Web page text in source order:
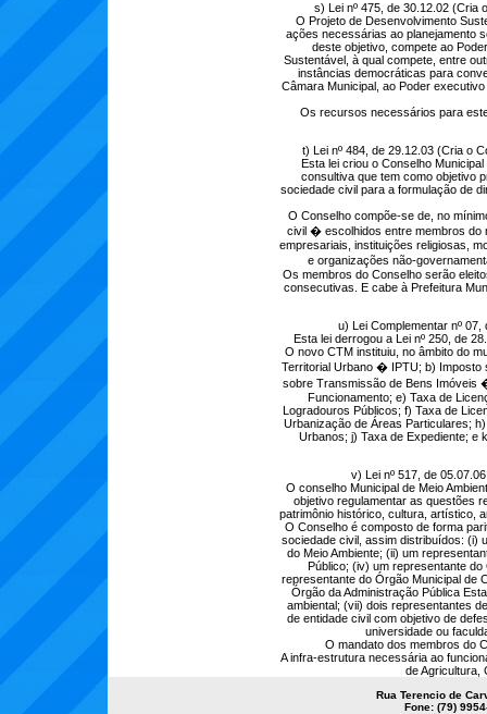
s) Lei nº 475, de 30.12.02 (Cria
O Projeto de Desenvolvimento
ações necessárias ao planejamento
deste objetivo, compete ao
Sustentável, à qual compete, entre
instâncias democráticas para
Câmara Municipal, ao Poder
Os recursos necessários para
t) Lei nº 484, de 29.12.03 (Cria o
Esta lei criou o Conselho
consultiva que tem como objetivo
sociedade civil para a formulação de
O Conselho compõe-se de, no
civil � escolhidos entre membros do
empresariais, instituições religiosas,
e organizações não-
Os membros do Conselho serão
consecutivas. E cabe à Prefeitura
u) Lei Complementar nº
Esta lei derrogou a Lei nº 250, de
O novo CTM instituiu, no âmbito do
Territorial Urbano � IPTU; b)
sobre Transmissão de Bens Imóveis
Funcionamento; e) Taxa de
Logradouros Públicos; f) Taxa de
Urbanização de Áreas Particulares;
Urbanos; j) Taxa de Expediente; e
v) Lei nº 517, de
O conselho Municipal de Meio
objetivo regulamentar as questões
patrimônio histórico, cultura, artístico,
O Conselho é composto de forma
sociedade civil, assim distribuídos: (i)
do Meio Ambiente; (ii) um
Público; (iv) um representante
representante do Órgão Municipal de
Órgão da Administração Pública
ambiental; (vii) dois representantes
de entidade civil com objetivo de
universidade ou
O mandato dos membros do
A infra-estrutura necessária ao
de Agricultura,
Rua Terencio de
Fone: (79)